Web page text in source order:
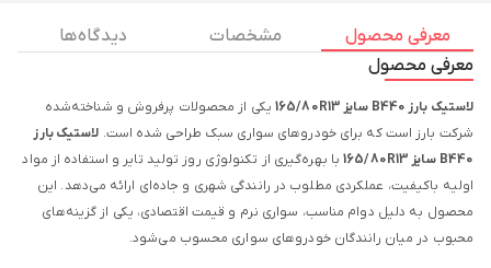
معرفی محصول مشخصات
دیدگاه ها
معرفی محصول
لاستیک بارز B440 سایز 165/80R13
یکی از محصولات پرفروش و شناخته‌شده
شرکت بارز است که برای خودروهای سواری سبک طراحی شده است. لاستیک بارز
B440 سایز 165/80R13
با بهره‌گیری از تکنولوژی روز تولید تایر و استفاده از مواد
اولیه باکیفیت، عملکردی مطلوب در رانندگی شهری و جاده‌ای ارائه می‌دهد. این
محصول به دلیل دوام مناسب، سواری نرم و قیمت اقتصادی، یکی از گزینه‌های
محبوب در میان رانندگان خودروهای سواری محسوب می‌شود.